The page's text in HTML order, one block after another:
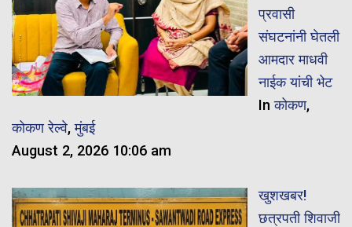
प्रवासी
संघटनांनी घेतली
आमदार माधवी
नाईक यांची भेट
Inकोकण,
कोकण रेल्वे,मुंबई
August 2, 2026 10:06 am
खुशखबर!
छत्रपती शिवाजी